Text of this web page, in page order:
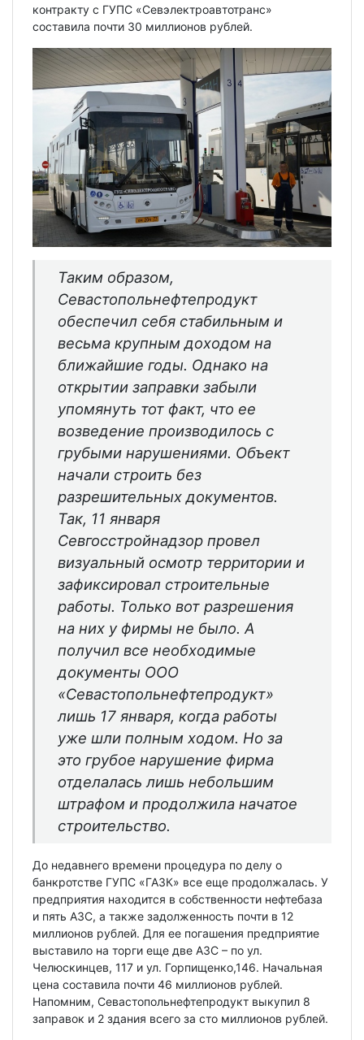
контракту с ГУПС «Севэлектроавтотранс»
составила почти 30 миллионов рублей.
Таким образом,
Севастопольнефтепродукт
обеспечил себя стабильным и
весьма крупным доходом на
ближайшие годы. Однако на
открытии заправки забыли
упомянуть тот факт, что ее
возведение производилось с
грубыми нарушениями. Объект
начали строить без
разрешительных документов.
Так, 11 января
Севгосстройнадзор провел
визуальный осмотр территории и
зафиксировал строительные
работы. Только вот разрешения
на них у фирмы не было. А
получил все необходимые
документы ООО
«Севастопольнефтепродукт»
лишь 17 января, когда работы
уже шли полным ходом. Но за
это грубое нарушение фирма
отделалась лишь небольшим
штрафом и продолжила начатое
строительство.
До недавнего времени процедура по делу о
банкротстве ГУПС «ГАЗК» все еще продолжалась. У
предприятия находится в собственности нефтебаза
и пять АЗС, а также задолженность почти в 12
миллионов рублей. Для ее погашения предприятие
выставило на торги еще две АЗС – по ул.
Челюскинцев, 117 и ул. Горпищенко,146. Начальная
цена составила почти 46 миллионов рублей.
Напомним, Севастопольнефтепродукт выкупил 8
заправок и 2 здания всего за сто миллионов рублей.